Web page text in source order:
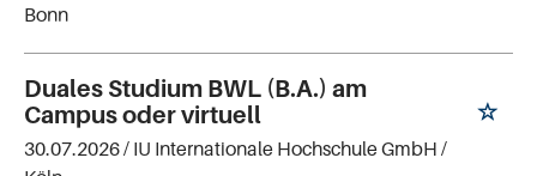
Bonn
Duales Studium BWL (B.A.) am
Campus oder virtuell
30.07.2026 / IU Internationale Hochschule GmbH /